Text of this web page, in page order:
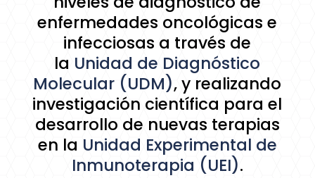
enfermedades oncológicas e
infecciosas a través de
la Unidad de Diagnóstico
Molecular (UDM), y realizando
investigación científica para el
desarrollo de nuevas terapias
en la Unidad Experimental de
Inmunoterapia (UEI).